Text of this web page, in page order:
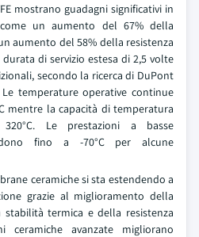
mostrano guadagni significativi in
un aumento del 67% della
aumento del 58% della resistenza
di servizio estesa di 2,5 volte
secondo la ricerca di DuPont
temperature operative continue
mentre la capacità di temperatura
Le prestazioni a basse
fino a -70°C per alcune
ceramiche si sta estendendo a
grazie al miglioramento della
stabilità termica e della resistenza
ceramiche avanzate migliorano